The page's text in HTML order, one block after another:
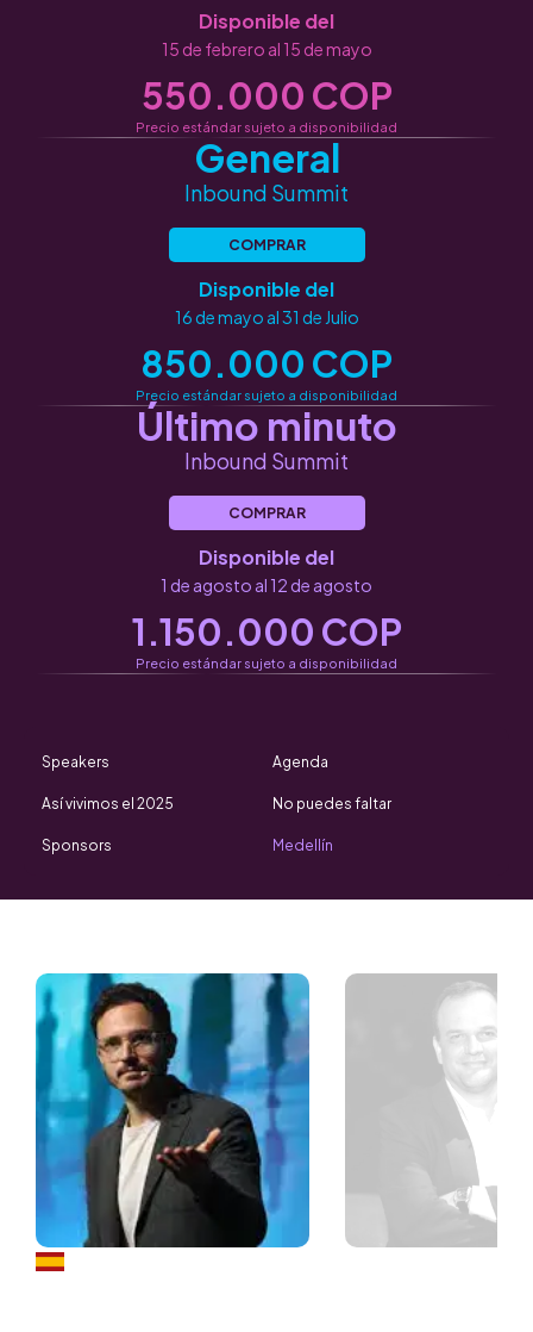
Disponible del
15 de febrero al 15 de mayo
550.000 COP
Precio estándar sujeto a disponibilidad
General
Inbound Summit
COMPRAR
Disponible del
16 de mayo al 31 de Julio
850.000 COP
Precio estándar sujeto a disponibilidad
Último minuto
Inbound Summit
COMPRAR
Disponible del
1 de agosto al 12 de agosto
1.150.000 COP
Precio estándar sujeto a disponibilidad
Speakers Agenda
Así vivimos el 2025 No puedes faltar
Sponsors Medellín
Borja Castelar